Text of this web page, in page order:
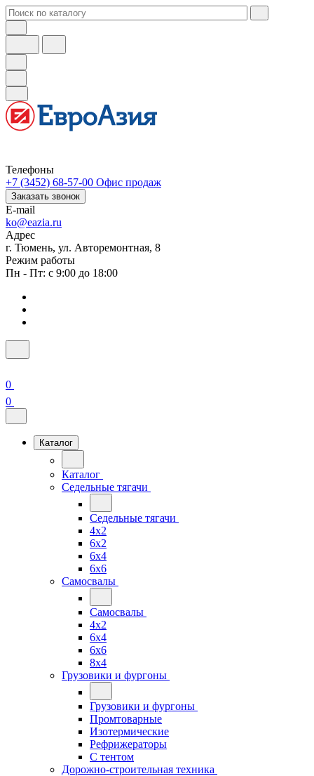
Телефоны
+7 (3452) 68-57-00 Офис продаж
Заказать звонок
E-mail
ko@eazia.ru
Адрес
г. Тюмень, ул. Авторемонтная, 8
Режим работы
Пн - Пт: с 9:00 до 18:00
0
0
Каталог
Каталог
Седельные тягачи
Седельные тягачи
4x2
6x2
6x4
6x6
Самосвалы
Самосвалы
4x2
6x4
6x6
8x4
Грузовики и фургоны
Грузовики и фургоны
Промтоварные
Изотермические
Рефрижераторы
С тентом
Дорожно-строительная техника